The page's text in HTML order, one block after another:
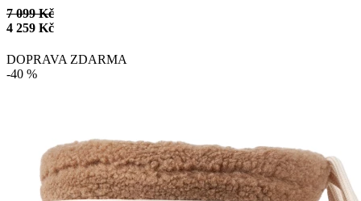
7 099 Kč
4 259 Kč
DOPRAVA ZDARMA
-40 %